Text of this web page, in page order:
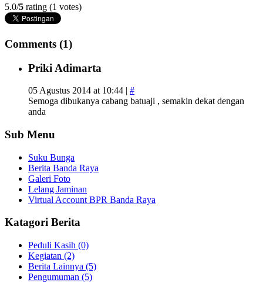
5.0/5 rating (1 votes)
Comments (1)
Priki Adimarta
05 Agustus 2014 at 10:44 | #
Semoga dibukanya cabang batuaji , semakin dekat dengan
anda
Sub Menu
Suku Bunga
Berita Banda Raya
Galeri Foto
Lelang Jaminan
Virtual Account BPR Banda Raya
Katagori Berita
Peduli Kasih (0)
Kegiatan (2)
Berita Lainnya (5)
Pengumuman (5)